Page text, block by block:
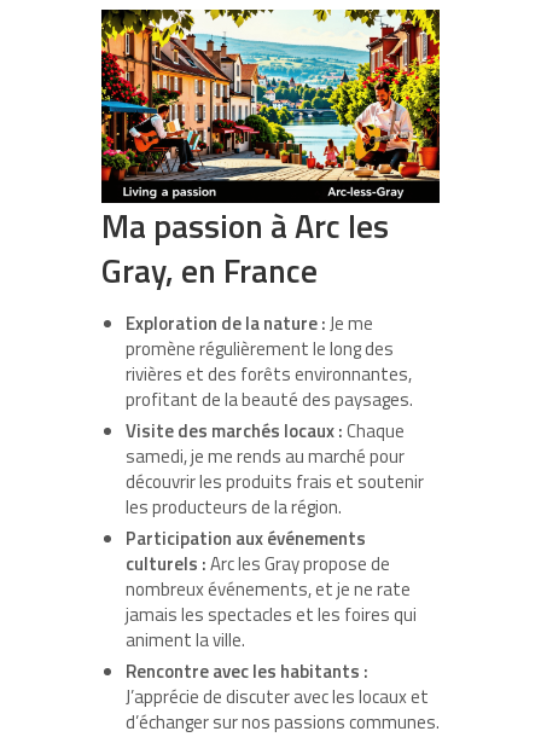
Ma passion à Arc les
Gray, en France
Exploration de la nature :Je me
promène régulièrement le long des
rivières et des forêts environnantes,
profitant de la beauté des paysages.
Visite des marchés locaux :Chaque
samedi, je me rends au marché pour
découvrir les produits frais et soutenir
les producteurs de la région.
Participation aux événements
culturels :Arc les Gray propose de
nombreux événements, et je ne rate
jamais les spectacles et les foires qui
animent la ville.
Rencontre avec les habitants :
J’apprécie de discuter avec les locaux et
d’échanger sur nos passions communes.